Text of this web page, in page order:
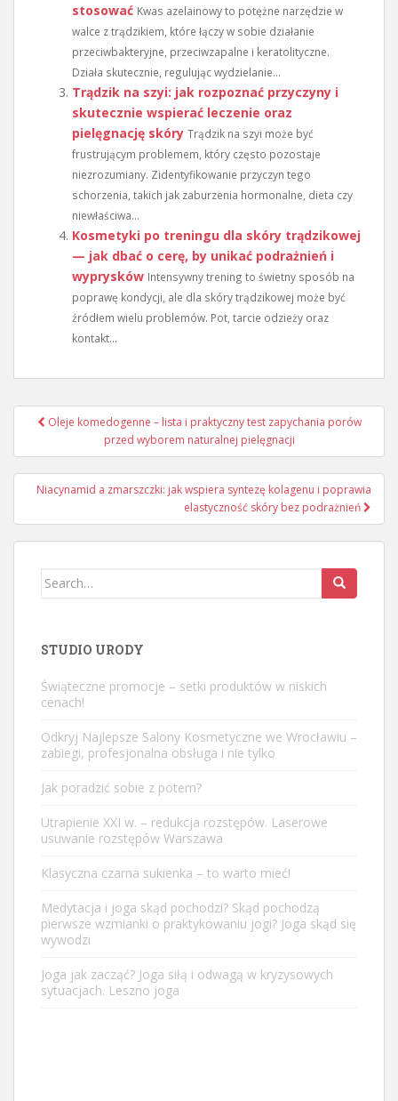
stosować Kwas azelainowy to potężne narzędzie w
walce z trądzikiem, które łączy w sobie działanie
przeciwbakteryjne, przeciwzapalne i keratolityczne.
Działa skutecznie, regulując wydzielanie...
Trądzik na szyi: jak rozpoznać przyczyny i
skutecznie wspierać leczenie oraz
pielęgnację skóry Trądzik na szyi może być
frustrującym problemem, który często pozostaje
niezrozumiany. Zidentyfikowanie przyczyn tego
schorzenia, takich jak zaburzenia hormonalne, dieta czy
niewłaściwa...
Kosmetyki po treningu dla skóry trądzikowej
— jak dbać o cerę, by unikać podrażnień i
wyprysków Intensywny trening to świetny sposób na
poprawę kondycji, ale dla skóry trądzikowej może być
źródłem wielu problemów. Pot, tarcie odzieży oraz
kontakt...
Nawigacja
Oleje komedogenne – lista i praktyczny test zapychania porów
przed wyborem naturalnej pielęgnacji
Niacynamid a zmarszczki: jak wspiera syntezę kolagenu i poprawia
elastyczność skóry bez podrażnień
Search
STUDIO URODY
Świąteczne promocje – setki produktów w niskich
cenach!
Odkryj Najlepsze Salony Kosmetyczne we Wrocławiu –
zabiegi, profesjonalna obsługa i nie tylko
Jak poradzić sobie z potem?
Utrapienie XXI w. – redukcja rozstępów. Laserowe
usuwanie rozstępów Warszawa
Klasyczna czarna sukienka – to warto mieć!
Medytacja i joga skąd pochodzi? Skąd pochodzą
pierwsze wzmianki o praktykowaniu jogi? Joga skąd się
wywodzi
Joga jak zacząć? Joga siłą i odwagą w kryzysowych
sytuacjach. Leszno joga